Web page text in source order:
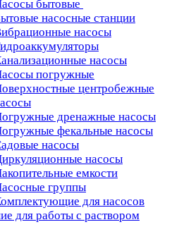
бытовые
насосные станции
насосы
насосы
погружные
центробежные
дренажные насосы
фекальные насосы
насосы
насосы
емкости
группы
для насосов
для работы с раствором